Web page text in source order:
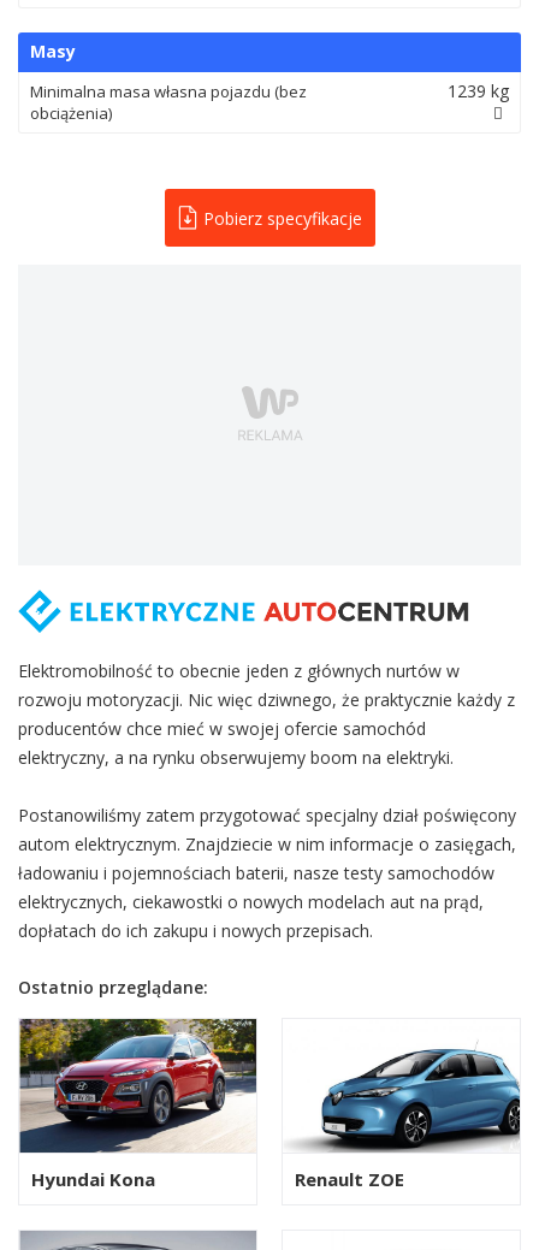
Masy
Minimalna masa własna pojazdu (bez
obciążenia)
1239 kg
Pobierz specyfikacje
Elektromobilność to obecnie jeden z głównych nurtów w
rozwoju motoryzacji. Nic więc dziwnego, że praktycznie każdy z
producentów chce mieć w swojej ofercie samochód
elektryczny, a na rynku obserwujemy boom na elektryki.
Postanowiliśmy zatem przygotować specjalny dział poświęcony
autom elektrycznym. Znajdziecie w nim informacje o zasięgach,
ładowaniu i pojemnościach baterii, nasze testy samochodów
elektrycznych, ciekawostki o nowych modelach aut na prąd,
dopłatach do ich zakupu i nowych przepisach.
Ostatnio przeglądane:
Hyundai Kona Renault ZOE